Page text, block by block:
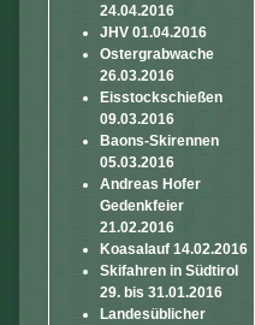
24.04.2016
JHV 01.04.2016
Ostergrabwache
26.03.2016
Eisstockschießen
09.03.2016
Baons-Skirennen
05.03.2016
Andreas Hofer
Gedenkfeier
21.02.2016
Koasalauf 14.02.2016
Skifahren in Südtirol
29. bis 31.01.2016
Landesüblicher